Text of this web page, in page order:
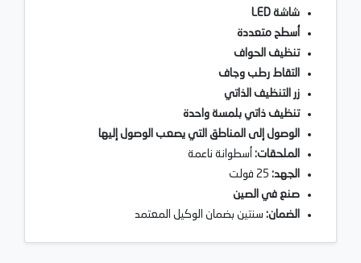
شاشة LED
أسطح متعددة
تنظيف الحواف
التقاط رطب وجاف
زر التنظيف الذاتي
تنظيف ذاتي بلمسة واحدة
الوصول إلى المناطق التي يصعب الوصول إليها
الملحقات: أسطوانة ناعمة
الجهد:
صنع في الصين
الضمان: سنتين بضمان الوكيل المعتمد